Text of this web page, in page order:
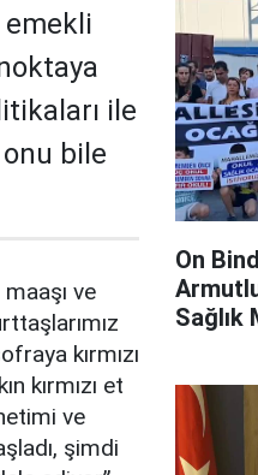
ile
bile
ve
kırmızı
kırmızı et
ve
şimdi
On
Sağlık